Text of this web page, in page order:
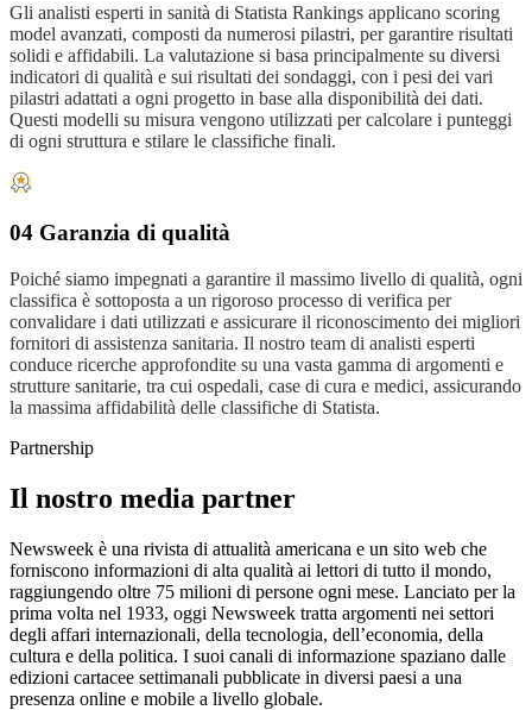
Gli analisti esperti in sanità di Statista Rankings applicano scoring
model avanzati, composti da numerosi pilastri, per garantire risultati
solidi e affidabili. La valutazione si basa principalmente su diversi
indicatori di qualità e sui risultati dei sondaggi, con i pesi dei vari
pilastri adattati a ogni progetto in base alla disponibilità dei dati.
Questi modelli su misura vengono utilizzati per calcolare i punteggi
di ogni struttura e stilare le classifiche finali.
04 Garanzia di qualità
Poiché siamo impegnati a garantire il massimo livello di qualità, ogni
classifica è sottoposta a un rigoroso processo di verifica per
convalidare i dati utilizzati e assicurare il riconoscimento dei migliori
fornitori di assistenza sanitaria. Il nostro team di analisti esperti
conduce ricerche approfondite su una vasta gamma di argomenti e
strutture sanitarie, tra cui ospedali, case di cura e medici, assicurando
la massima affidabilità delle classifiche di Statista.
Partnership
Il nostro media partner
Newsweek è una rivista di attualità americana e un sito web che
forniscono informazioni di alta qualità ai lettori di tutto il mondo,
raggiungendo oltre 75 milioni di persone ogni mese. Lanciato per la
prima volta nel 1933, oggi Newsweek tratta argomenti nei settori
degli affari internazionali, della tecnologia, dell’economia, della
cultura e della politica. I suoi canali di informazione spaziano dalle
edizioni cartacee settimanali pubblicate in diversi paesi a una
presenza online e mobile a livello globale.